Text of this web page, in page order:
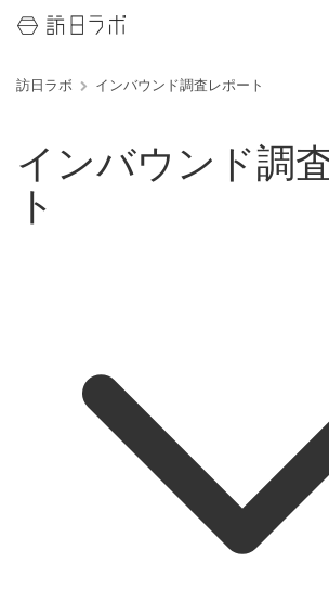
訪日ラボ インバウンド調査レポート
インバウンド調
ト